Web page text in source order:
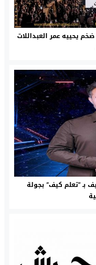
يحييه عمر العبداللات
بـ “تعلم كيف” بجولة